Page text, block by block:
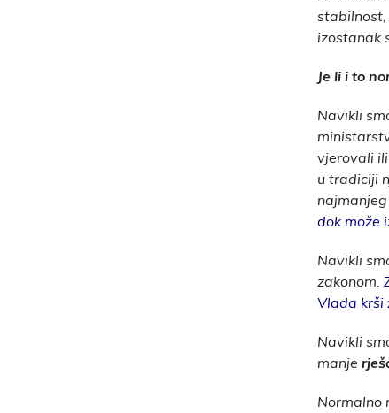
stabilnost,
izostanak
Je li i to
Navikli
vjerovali
u tradiciji
dok može
Navikli
zakonom.
Vlada krši
Navikli
manje
Normalno